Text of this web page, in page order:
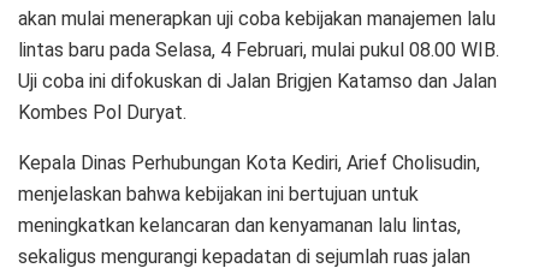
akan mulai menerapkan uji coba kebijakan manajemen lalu
lintas baru pada Selasa, 4 Februari, mulai pukul 08.00 WIB.
Uji coba ini difokuskan di Jalan Brigjen Katamso dan Jalan
Kombes Pol Duryat.
Kepala Dinas Perhubungan Kota Kediri, Arief Cholisudin,
menjelaskan bahwa kebijakan ini bertujuan untuk
meningkatkan kelancaran dan kenyamanan lalu lintas,
sekaligus mengurangi kepadatan di sejumlah ruas jalan